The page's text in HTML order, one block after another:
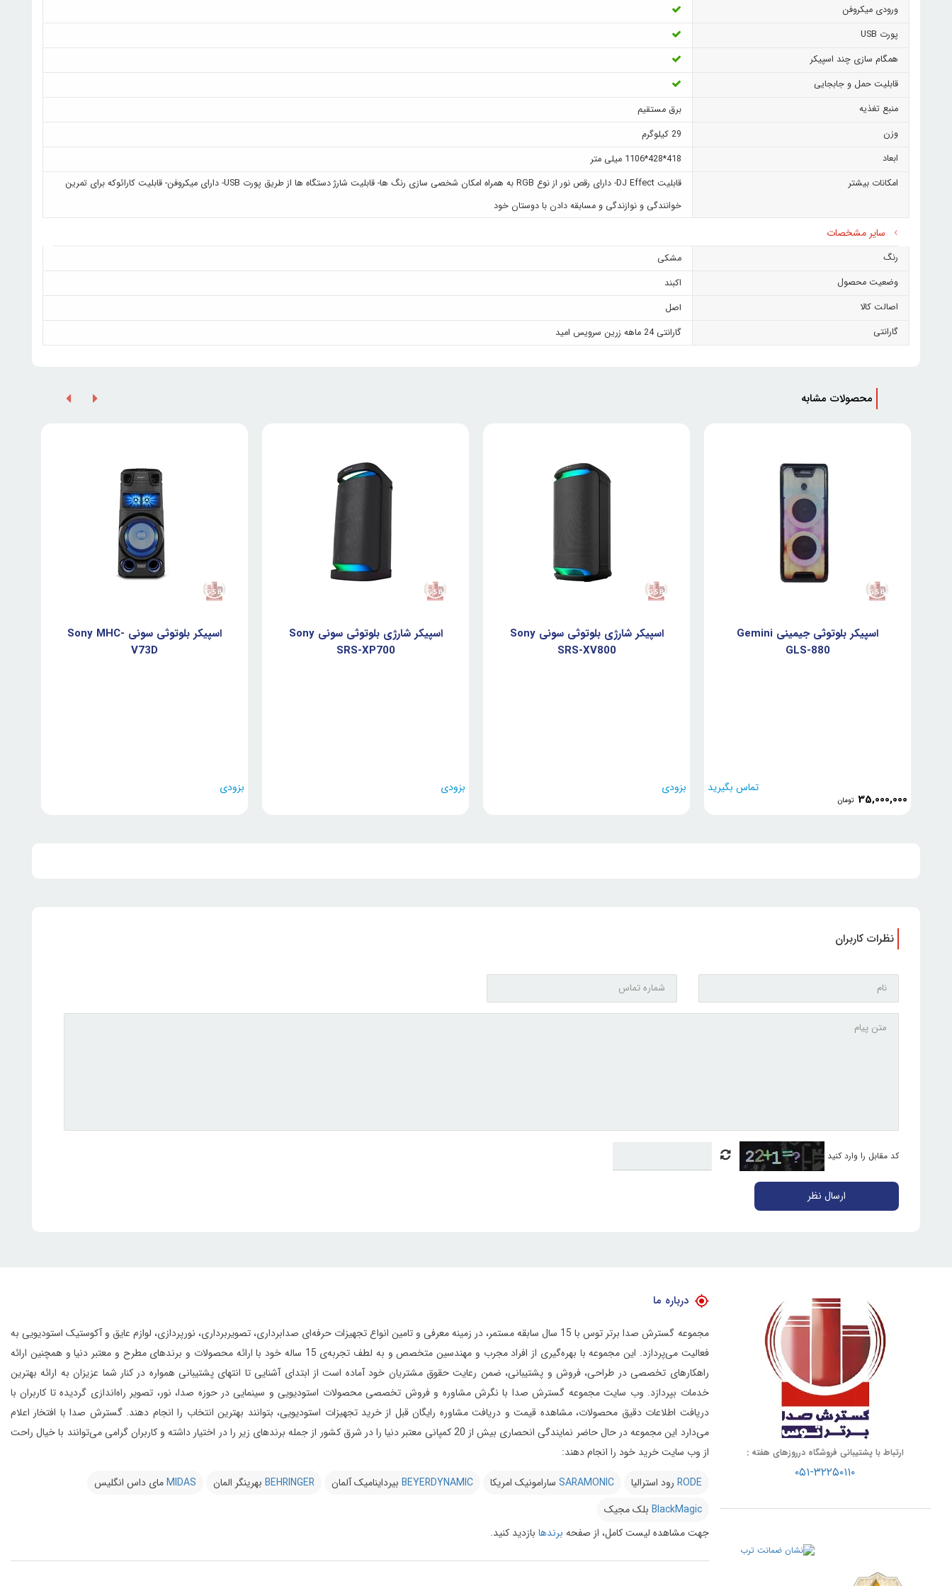
ورودی میکروفن
پورت USB
همگام سازی چند اسپیکر
قابلیت حمل و جابجایی
منبع تغذیه
برق مستقیم
وزن
29 کیلوگرم
ابعاد
418*428*1106 میلی متر
امکانات بیشتر
قابلیت DJ Effect- دارای رقص نور از نوع RGB به همراه امکان شخصی سازی رنگ ها- قابلیت شارژ دستگاه ها از طریق پورت USB- دارای میکروفن- قابلیت کارائوکه برای تمرین
خوانندگی و نوازندگی و مسابقه دادن با دوستان خود
سایر مشخصات
رنگ
مشکی
وضعیت محصول
اکبند
اصالت کالا
اصل
گارانتی
گارانتی 24 ماهه زرین سرویس امید
محصولات مشابه
اسپیکر بلوتوثی جیمینی Gemini
GLS-880
35,000,000 تومان
تماس بگیرید
اسپیکر شارژی بلوتوثی سونی Sony
SRS-XV800
بزودی
اسپیکر شارژی بلوتوثی سونی Sony
SRS-XP700
بزودی
اسپیکر بلوتوثی سونی Sony MHC-
V73D
بزودی
نظرات کاربران
کد مقابل را وارد کنید
ارسال نظر
ارتباط با پشتیبانی فروشگاه درروزهای هفته :
۰۵۱-۳۲۲۵۰۱۱۰
درباره ما
مجموعه گسترش صدا برتر توس با 15 سال سابقه مستمر، در زمینه معرفی و تامین انواع تجهیزات حرفه‌ای صدابرداری، تصویربرداری، نورپردازی، لوازم عایق و آکوستیک استودیویی به
فعالیت می‌پردازد.
این مجموعه با بهره‌گیری از افراد مجرب و مهندسین متخصص و به لطف تجربه‌ی 15 ساله خود با ارائه محصولات و برندهای مطرح و معتبر دنیا و همچنین ارائه
راهکارهای تخصصی در طراحی، فروش و پشتیبانی، ضمن رعایت حقوق مشتریان خود آماده است از ابتدای آشنایی تا انتهای پشتیبانی همواره در کنار شما عزیزان به ارائه بهترین
خدمات بپردازد. وب سایت مجموعه گسترش صدا با نگرش مشاوره و فروش تخصصی محصولات استودیویی و سینمایی در حوزه صدا، نور، تصویر راه‌اندازی گردیده تا کاربران با
دریافت اطلاعات دقیق محصولات، مشاهده قیمت و دریافت مشاوره رایگان قبل از خرید تجهیزات استودیویی، بتوانند بهترین انتخاب را انجام دهند. گسترش صدا با افتخار اعلام
می‌دارد این مجموعه در حال حاضر نمایندگی انحصاری بیش از 20 کمپانی معتبر دنیا را در شرق کشور از جمله برندهای زیر را در اختیار داشته و کاربران گرامی می‌توانند با خیال راحت
از وب سایت خرید خود را انجام دهند:
RODE رود استرالیا SARAMONIC سارامونیک امریکا BEYERDYNAMIC بیرداینامیک آلمان BEHRINGER بهرینگر المان MIDAS مای داس انگلیس
BlackMagic بلک مجیک
جهت مشاهده لیست کامل، از صفحه برندها بازدید کنید.